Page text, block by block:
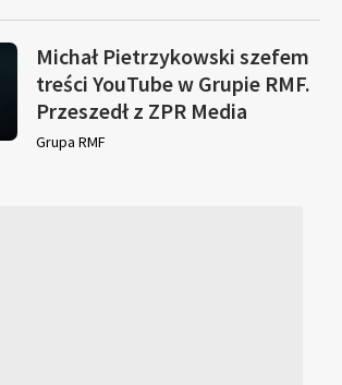
Michał Pietrzykowski szefem
treści YouTube w Grupie RMF.
Przeszedł z ZPR Media
Grupa RMF